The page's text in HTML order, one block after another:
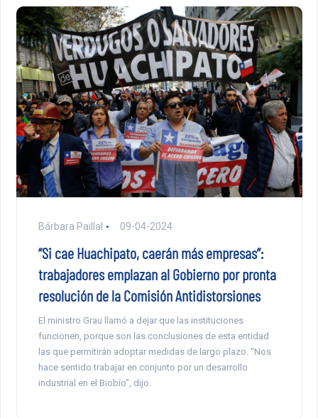
Bárbara Paillal 09-04-2024
“Si cae Huachipato, caerán más empresas”:
trabajadores emplazan al Gobierno por pronta
resolución de la Comisión Antidistorsiones
El ministro Grau llamó a dejar que las instituciones
funcionen, porque son las conclusiones de esta entidad
las que permitirán adoptar medidas de largo plazo. “Nos
hace sentido trabajar en conjunto por un desarrollo
industrial en el Biobío”, dijo.